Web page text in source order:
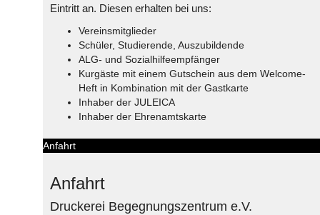
Eintritt an. Diesen erhalten bei uns:
Vereinsmitglieder
Schüler, Studierende, Auszubildende
ALG- und Sozialhilfeempfänger
Kurgäste mit einem Gutschein aus dem Welcome-
Heft in Kombination mit der Gastkarte
Inhaber der JULEICA
Inhaber der Ehrenamtskarte
Anfahrt
Anfahrt
Druckerei Begegnungszentrum e.V.